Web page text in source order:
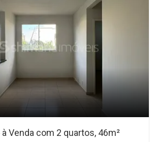
Venda com 2 quartos, 46m²